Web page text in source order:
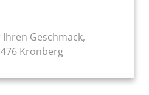
Geschmack,
Kronberg